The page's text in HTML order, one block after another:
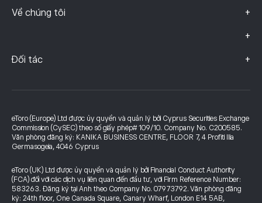
Về chúng tôi +
+
Đối tác +
eToro (Europe) Ltd được ủy quyền và quản lý bởi Cyprus Securities Exchange
Commission (CySEC) theo số giấy phép# 109/10. Company No. C200585.
Văn phòng đăng ký: KANIKA BUSINESS CENTRE, FLOOR 7, 4 Profiti Ilia
Germasogeia, 4046 Cyprus
eToro (UK) Ltd được ủy quyền và quản lý bởi Financial Conduct Authority
(FCA) đối với các dịch vụ liên quan đến đầu tư, với Firm Reference Number:
583263. Đăng ký tại Anh theo Company No. 07973792. Văn phòng đăng
ký: 24th floor, One Canada Square, Canary Wharf, London E14 5AB,